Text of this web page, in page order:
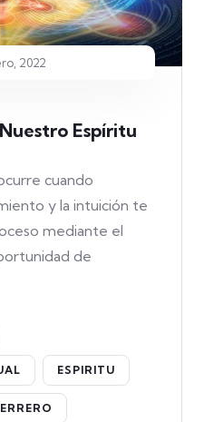
2022
Espíritu
cuando
y la intuición te
mediante el
de
ESPIRITU